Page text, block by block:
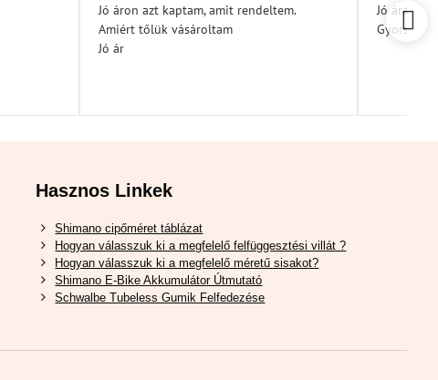
/
5
Jó áron azt kaptam, amit rendeltem.
Amiért tőlük vásároltam
Jó ár
Jó árak
Gyors
Hasznos Linkek
Shimano cipőméret táblázat
Hogyan válasszuk ki a megfelelő felfüggesztési villát ?
Hogyan válasszuk ki a megfelelő méretű sisakot?
Shimano E-Bike Akkumulátor Útmutató
Schwalbe Tubeless Gumik Felfedezése